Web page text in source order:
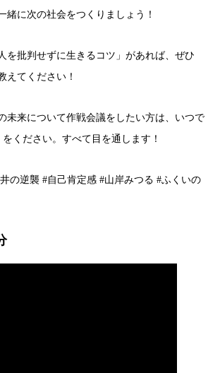
緒に次の社会をつくりましょう！
を批判せずに生きるコツ」があれば、ぜひ
えてください！
未来について作戦会議をしたい方は、いつで
ください。すべて目を通します！
の逆襲 #自己肯定感 #山岸みつる #ふくいの